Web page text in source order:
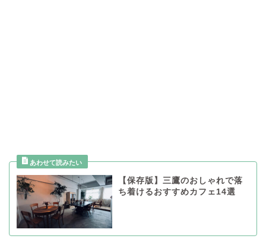
【保存版】三鷹のおしゃれで落
ち着けるおすすめカフェ14選